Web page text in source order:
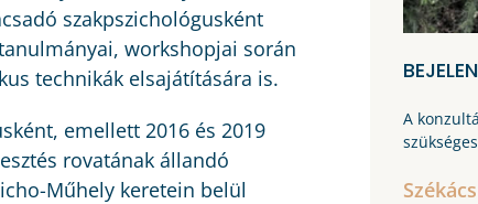
szakpszichológusként
workshopjai során
technikák elsajátítására is.
emellett 2016 és 2019
rovatának állandó
Műhely keretein belül
A